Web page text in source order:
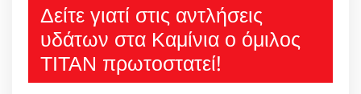
Δείτε γιατί στις αντλήσεις
υδάτων στα Καμίνια ο όμιλος
ΤΙΤΑΝ πρωτοστατεί!